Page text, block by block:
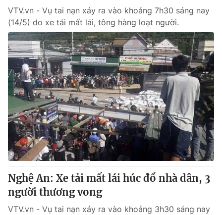
VTV.vn - Vụ tai nạn xảy ra vào khoảng 7h30 sáng nay
(14/5) do xe tải mất lái, tông hàng loạt người.
Nghệ An: Xe tải mất lái húc đổ nhà dân, 3
người thương vong
VTV.vn - Vụ tai nạn xảy ra vào khoảng 3h30 sáng nay